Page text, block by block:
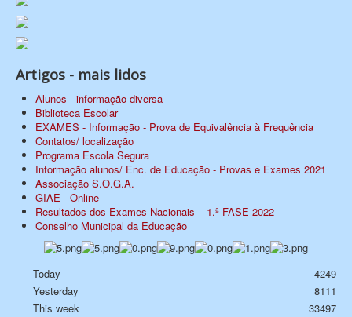
Artigos - mais lidos
Alunos - informação diversa
Biblioteca Escolar
EXAMES - Informação - Prova de Equivalência à Frequência
Contatos/ localização
Programa Escola Segura
Informação alunos/ Enc. de Educação - Provas e Exames 2021
Associação S.O.G.A.
GIAE - Online
Resultados dos Exames Nacionais – 1.ª FASE 2022
Conselho Municipal da Educação
Today
4249
Yesterday
8111
This week
33497